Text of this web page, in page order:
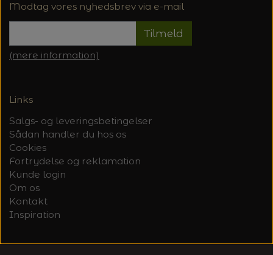
Modtag vores nyhedsbrev via e-mail
Tilmeld
(mere information)
Links
Salgs- og leveringsbetingelser
Sådan handler du hos os
Cookies
Fortrydelse og reklamation
Kunde login
Om os
Kontakt
Inspiration